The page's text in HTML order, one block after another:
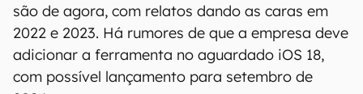
são de agora, com relatos dando as caras em
2022 e 2023. Há rumores de que a empresa deve
adicionar a ferramenta no aguardado iOS 18,
com possível lançamento para setembro de